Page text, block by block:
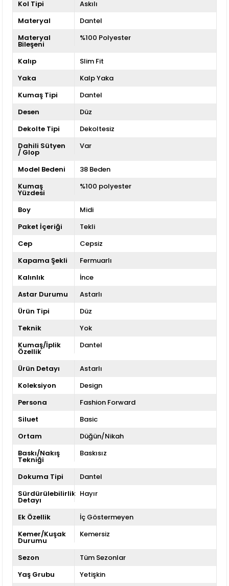
Kol Tipi
Askılı
Materyal
Dantel
Materyal
Bileşeni
%100 Polyester
Kalıp
Slim Fit
Yaka
Kalp Yaka
Kumaş Tipi
Dantel
Desen
Düz
Dekolte Tipi
Dekoltesiz
Dahili Sütyen
/ Glop
Var
Model Bedeni
38 Beden
Kumaş
Yüzdesi
%100 polyester
Boy
Midi
Paket İçeriği
Tekli
Cep
Cepsiz
Kapama Şekli
Fermuarlı
Kalınlık
İnce
Astar Durumu
Astarlı
Ürün Tipi
Düz
Teknik
Yok
Kumaş/İplik
Özellik
Dantel
Ürün Detayı
Astarlı
Koleksiyon
Design
Persona
Fashion Forward
Siluet
Basic
Ortam
Düğün/Nikah
Baskı/Nakış
Tekniği
Baskısız
Dokuma Tipi
Dantel
Sürdürülebilirlik
Detayı
Hayır
Ek Özellik
İç Göstermeyen
Kemer/Kuşak
Durumu
Kemersiz
Sezon
Tüm Sezonlar
Yaş Grubu
Yetişkin